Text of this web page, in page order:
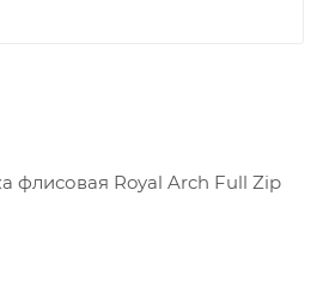
флисовая Royal Arch Full Zip